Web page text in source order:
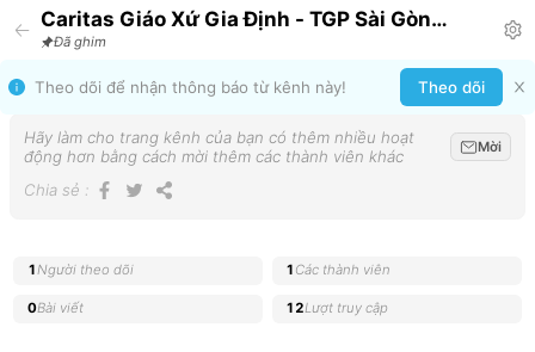
Caritas Giáo Xứ Gia Định - TGP Sài Gòn
Announcement
Đã ghim
Theo dõi để nhận thông báo từ kênh này! Theo dõi
Hãy làm cho trang kênh của bạn có thêm nhiều hoạt
động hơn bằng cách mời thêm các thành viên khác
Mời
Chia sẻ :
1Người theo dõi 1 Các thành viên
0Bài viết 12Lượt truy cập